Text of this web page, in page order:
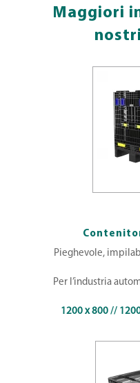
Maggiori
Pieghevole,
Per l’industria
1200 x 800//